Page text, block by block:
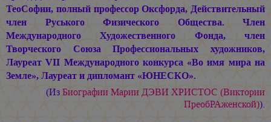
ТеоСофии, полный профессор Оксфорда, Действительный
член Руського Физического Общества. Член
Международного Художественного Фонда, член
Творческого Союза Профессиональных художников,
Лауреат VII Международного конкурса «Во имя мира на
Земле», Лауреат и дипломант «ЮНЕСКО».
(ИзБиографииМарии ДЭВИ ХРИСТОС (Виктории
ПреобРАженской)).